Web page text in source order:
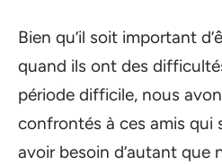
Bien qu’il soit important
quand ils ont des
période difficile, nous
confrontés à ces amis qui
avoir besoin d’autant que